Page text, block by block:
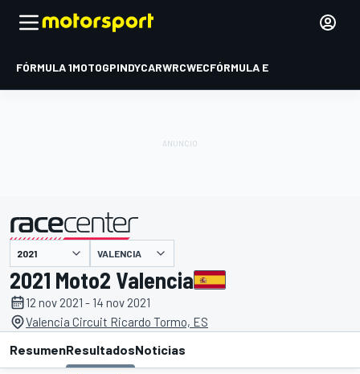
FÓRMULA 1MOTOGPINDYCARWRCWECFÓRMULA E
presentado por VALENCIA
2021 Moto2 Valencia
12 nov 2021 - 14 nov 2021
Valencia Circuit Ricardo Tormo, ES
ResumenResultadosNoticias